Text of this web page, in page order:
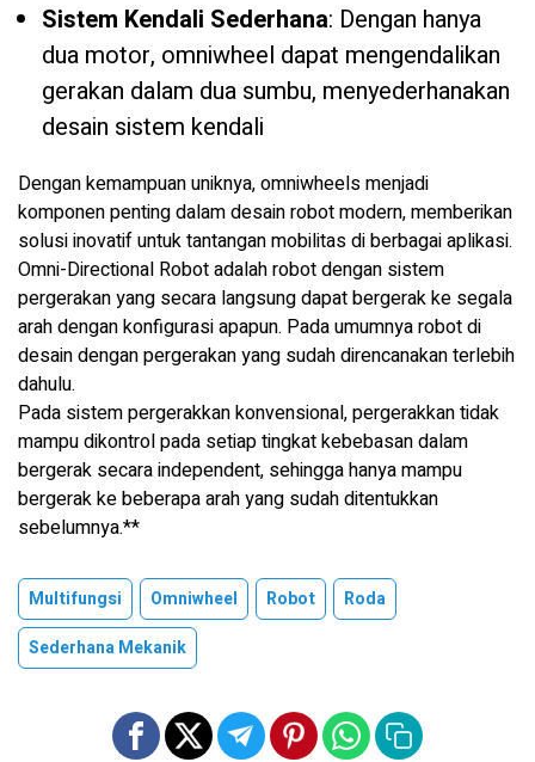
Sistem Kendali Sederhana: Dengan hanya
dua motor, omniwheel dapat mengendalikan
gerakan dalam dua sumbu, menyederhanakan
desain sistem kendali
Dengan kemampuan uniknya, omniwheels menjadi
komponen penting dalam desain robot modern, memberikan
solusi inovatif untuk tantangan mobilitas di berbagai aplikasi.
Omni-Directional Robot adalah robot dengan sistem
pergerakan yang secara langsung dapat bergerak ke segala
arah dengan konfigurasi apapun. Pada umumnya robot di
desain dengan pergerakan yang sudah direncanakan terlebih
dahulu.
Pada sistem pergerakkan konvensional, pergerakkan tidak
mampu dikontrol pada setiap tingkat kebebasan dalam
bergerak secara independent, sehingga hanya mampu
bergerak ke beberapa arah yang sudah ditentukkan
sebelumnya.**
Multifungsi Omniwheel Robot
Roda
Sederhana Mekanik